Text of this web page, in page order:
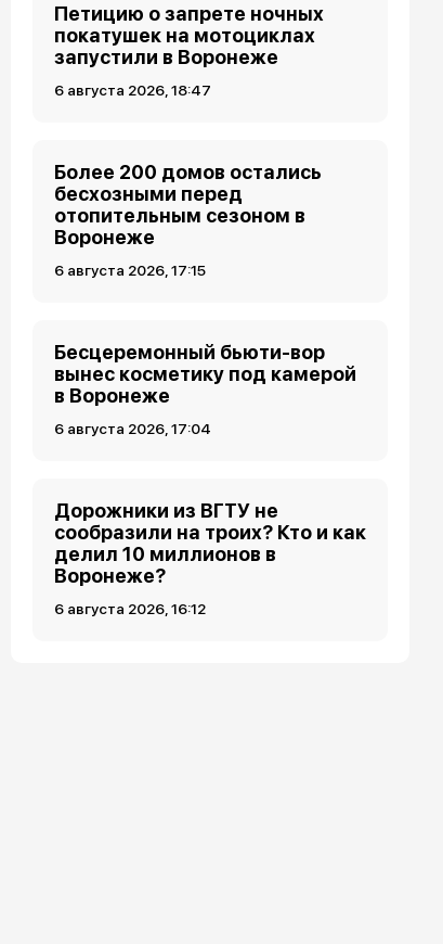
Петицию о запрете ночных
покатушек на мотоциклах
запустили в Воронеже
6 августа 2026, 18:47
Более 200 домов остались
бесхозными перед
отопительным сезоном в
Воронеже
6 августа 2026, 17:15
Бесцеремонный бьюти-вор
вынес косметику под камерой
в Воронеже
6 августа 2026, 17:04
Дорожники из ВГТУ не
сообразили на троих? Кто и как
делил 10 миллионов в
Воронеже?
6 августа 2026, 16:12